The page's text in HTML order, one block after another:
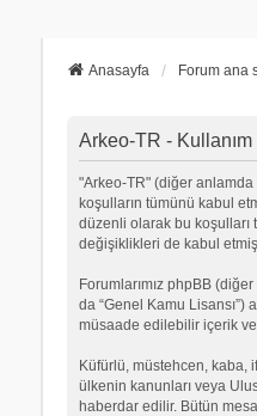
Anasayfa Forum ana
Arkeo-TR - Kullanım
"Arkeo-TR" (diğer anlamda
koşulların tümünü kabul
düzenli olarak bu koşulları
değişiklikleri de kabul etmiş
Forumlarımız phpBB (diğer
da “Genel Kamu Lisansı”)
müsaade edilebilir içerik
Küfürlü, müstehcen, kaba,
ülkenin kanunları veya
haberdar edilir. Bütün